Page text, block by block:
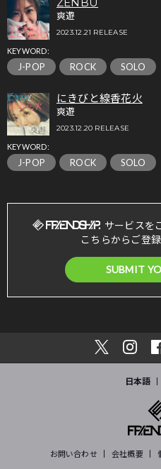
爽遊
2023.12.21 RELEASE
KEYWORD:
J-POP ROCK SOLO
にきびと線香花火
爽遊
2023.12.20 RELEASE
KEYWORD:
J-POP ROCK SOLO
サービスを
こちらからご登
SUBMIT
日本語
お問い合わせ 会社概要